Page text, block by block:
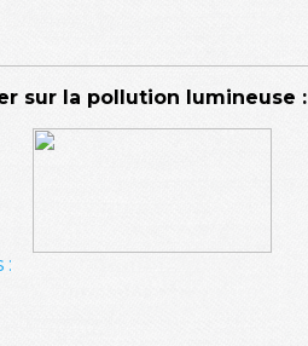
sur la pollution lumineuse :
: